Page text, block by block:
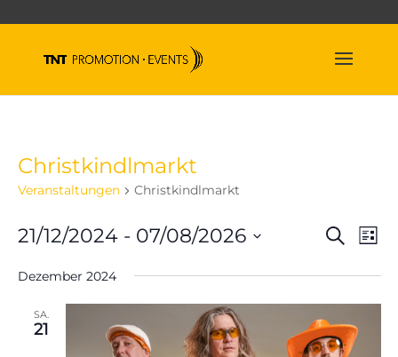
Christkindlmarkt
Veranstaltungen Christkindlmarkt
und
Suche
Liste
21/12/2024 - 07/08/2026
wählen.
Dezember 2024
SA.
21